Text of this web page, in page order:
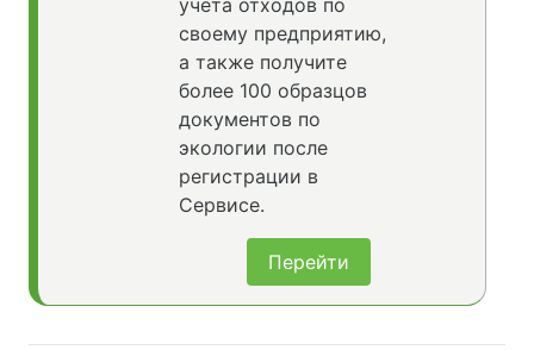
своему предприятию,
а также получите
более 100 образцов
документов по
экологии после
регистрации в
Сервисе.
Перейти